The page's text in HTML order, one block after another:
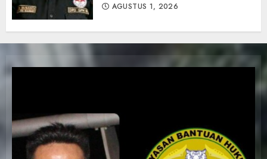
AGUSTUS 1, 2026